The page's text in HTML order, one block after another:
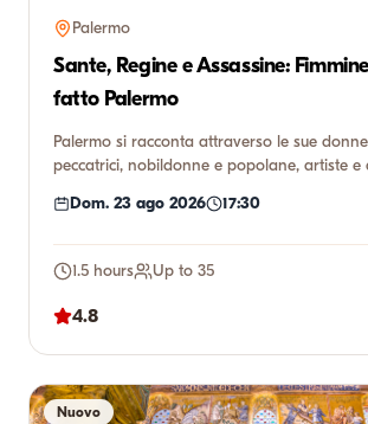
Palermo
Sante, Regine e Assassine:
fatto Palermo
Palermo si racconta attraverso le sue
peccatrici, nobildonne e popolane, artiste e
Dom. 23 ago 2026 17:30
1.5 hours Up to 35
4.8
Nuovo